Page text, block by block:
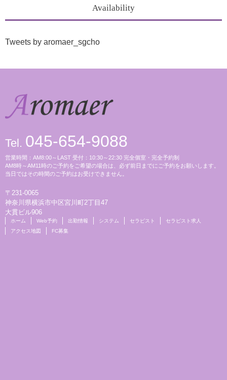
Availability
Tweets by aromaer_sgcho
Tel. 045-654-9088
営業時間：AM8:00～LAST 受付：10:30～22:30 完全個室・完全予約制
AM8時～AM11時のご予約をご希望の場合は、必ず前日までにご予約をお願いします。
当日ではその時間のご予約はお受けできません。
〒231-0065
神奈川県横浜市中区宮川町2丁目47
大貫ビル906
ホーム Web予約 出勤情報 システム セラピスト
セラピスト求人
アクセス地図
FC募集